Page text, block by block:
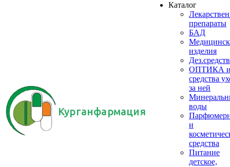
Курганфармация
Каталог
препараты
БАД
изделия
ОПТИКА
средства
за ней
воды
и
средства
Питание
детское,